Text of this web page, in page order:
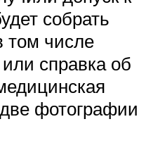
собрать
том числе
справка об
фотографии